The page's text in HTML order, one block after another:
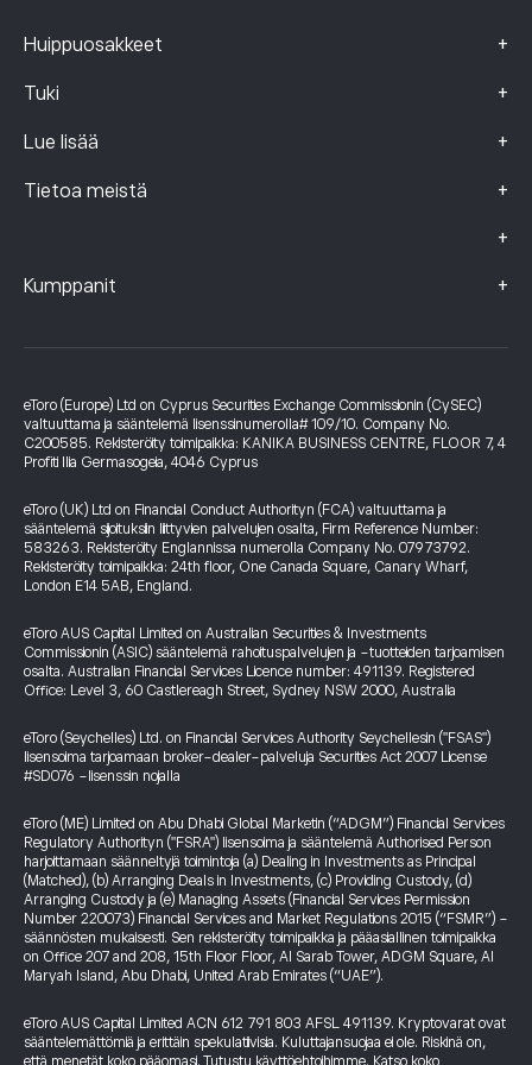
Huippuosakkeet +
Tuki +
Lue lisää +
Tietoa meistä +
+
Kumppanit +
eToro (Europe) Ltd on Cyprus Securities Exchange Commissionin (CySEC)
valtuuttama ja sääntelemä lisenssinumerolla# 109/10. Company No.
C200585. Rekisteröity toimipaikka: KANIKA BUSINESS CENTRE, FLOOR 7, 4
Profiti Ilia Germasogeia, 4046 Cyprus
eToro (UK) Ltd on Financial Conduct Authorityn (FCA) valtuuttama ja
sääntelemä sijoituksiin liittyvien palvelujen osalta, Firm Reference Number:
583263. Rekisteröity Englannissa numerolla Company No. 07973792.
Rekisteröity toimipaikka: 24th floor, One Canada Square, Canary Wharf,
London E14 5AB, England.
eToro AUS Capital Limited on Australian Securities & Investments
Commissionin (ASIC) sääntelemä rahoituspalvelujen ja -tuotteiden tarjoamisen
osalta. Australian Financial Services Licence number: 491139. Registered
Office: Level 3, 60 Castlereagh Street, Sydney NSW 2000, Australia
eToro (Seychelles) Ltd. on Financial Services Authority Seychellesin ("FSAS")
lisensoima tarjoamaan broker-dealer-palveluja Securities Act 2007 License
#SD076 -lisenssin nojalla
eToro (ME) Limited on Abu Dhabi Global Marketin (“ADGM”) Financial Services
Regulatory Authorityn ("FSRA") lisensoima ja sääntelemä Authorised Person
harjoittamaan säänneltyjä toimintoja (a) Dealing in Investments as Principal
(Matched), (b) Arranging Deals in Investments, (c) Providing Custody, (d)
Arranging Custody ja (e) Managing Assets (Financial Services Permission
Number 220073) Financial Services and Market Regulations 2015 (“FSMR”) -
säännösten mukaisesti. Sen rekisteröity toimipaikka ja pääasiallinen toimipaikka
on Office 207 and 208, 15th Floor Floor, Al Sarab Tower, ADGM Square, Al
Maryah Island, Abu Dhabi, United Arab Emirates (“UAE”).
eToro AUS Capital Limited ACN 612 791 803 AFSL 491139. Kryptovarat ovat
sääntelemättömiä ja erittäin spekulatiivisia. Kuluttajansuojaa ei ole. Riskinä on,
että menetät koko pääomasi. Tutustu käyttöehtoihimme. Katso koko